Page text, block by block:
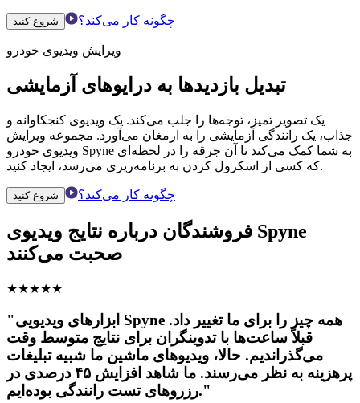
شروع کنید چگونه کار می‌کند؟
ویرایش ویدیوی خودرو
تبدیل بازدیدها به درایوهای آزمایشی
یک تصویر تمیز، توجه‌ها را جلب می‌کند. یک ویدیوی کنجکاوانه و
جذاب، یک رانندگی آزمایشی را به ارمغان می‌آورد. مجموعه ویرایش
ویدیوی خودرو Spyne به شما کمک می‌کند تا آن جرقه را در لحظه‌ای
که کسی از اسکرول کردن به برنامه‌ریزی می‌رسد، ایجاد کنید.
شروع کنید چگونه کار می‌کند؟
فروشندگان درباره نتایج ویدیوی Spyne
صحبت می‌کنند
★★★★★
"ابزارهای ویدیویی Spyne همه چیز را برای ما تغییر داد.
قبلاً ساعت‌ها با تدوینگران برای نتایج متوسط ​​وقت
می‌گذراندیم. حالا، ویدیوهای ماشین ما شبیه تبلیغات
پرهزینه به نظر می‌رسند. ما شاهد افزایش ۴۵ درصدی در
رزروهای تست رانندگی بوده‌ایم."